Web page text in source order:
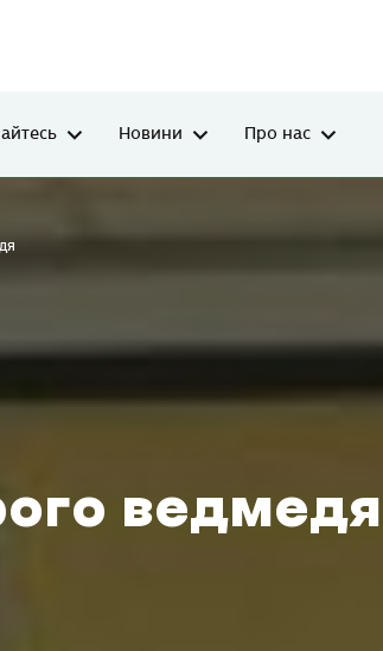
Новини Про нас
ведмедя